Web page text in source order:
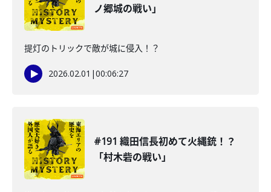
ノ郷城の戦い」
提灯のトリックで敵が城に侵入！？
2026.02.01 |00:06:27
#191 織田信長初めて火縄銃！？
「村木砦の戦い」